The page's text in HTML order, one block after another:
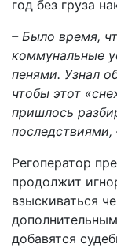
год без груза
– Было время,
коммунальные
пенями. Узнал
чтобы этот
пришлось
последствиями,
Регоператор
продолжит
взыскиваться
добавятся